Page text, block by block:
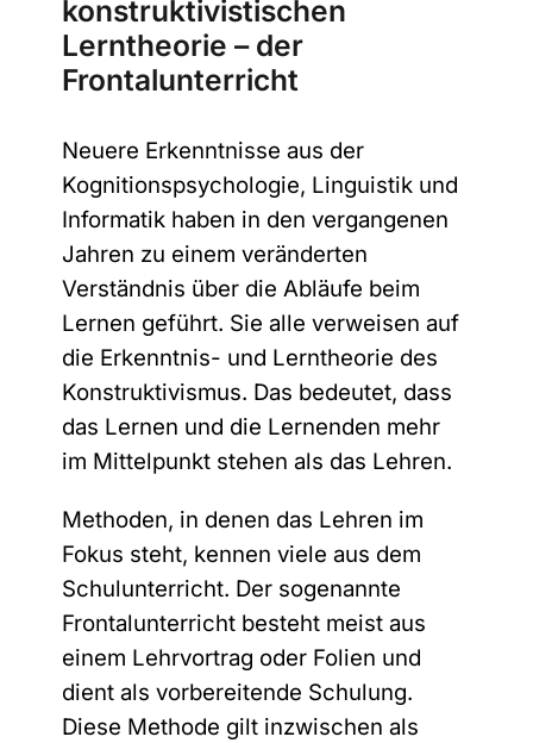
konstruktivistischen
Lerntheorie – der
Frontalunterricht
Neuere Erkenntnisse aus der
Kognitionspsychologie, Linguistik und
Informatik haben in den vergangenen
Jahren zu einem veränderten
Verständnis über die Abläufe beim
Lernen geführt. Sie alle verweisen auf
die Erkenntnis- und Lerntheorie des
Konstruktivismus. Das bedeutet, dass
das Lernen und die Lernenden mehr
im Mittelpunkt stehen als das Lehren.
Methoden, in denen das Lehren im
Fokus steht, kennen viele aus dem
Schulunterricht. Der sogenannte
Frontalunterricht besteht meist aus
einem Lehrvortrag oder Folien und
dient als vorbereitende Schulung.
Diese Methode gilt inzwischen als